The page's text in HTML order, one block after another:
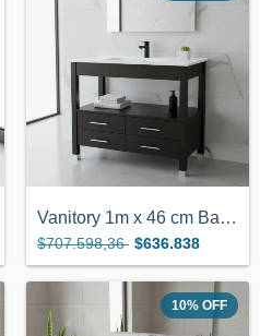
Vanitory 1m x 46 cm Bacha De Loza Color...
$707.598,36 $636.838
10% OFF